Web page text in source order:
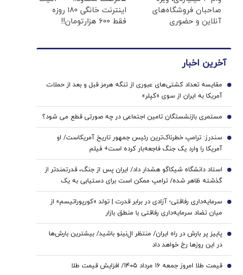
صاحبان فروشگاه‌های
آنلاین و حضوری
اینترنت خانگی 180 روزه
فقط 600 هزارتومان!!
آخرین اخبار
مقایسه تعداد کشتی‌های عبوری از تنگه هرمز قبل و بعد از حملات
آمریکا به ایران از سوی «کپلر»
1
مستمری بازنشستگان تامین اجتماعی در چه صورتی قطع می شود؟ 2
سندرز: ترامپ خطرناک‌ترین رئیس جمهور تاریخ آمریکاست/ او
آمریکا را وارد یک جنگ فاجعه‌بار کرده است+ فیلم
3
استاد دانشگاه شیکاگو هشدار داد/ ایران پس از جنگ، قدرتمندتر از
گذشته ظاهر شده/ ترامپ ممکن است برای دستیابی به یک
پیروزی نمادین پیش از انتخابات میان‌دوره‌ای کنگره، به عملیات
زمینی روی بیاورد
4
سرمایه‌داری رفاقتی؛ آزادی در برابر قدرت | تولد «کورپوراتیسم» از
میان تضاد سرمایه‌داری رفاقتی با منطق بازار
5
پاییز پر بارش در راه ایران/ منتظر ال‌نینو باشید/ بیشترین بارش‌ها
در این روزها رخ خواهد داد
6
قیمت طلا امروز جمعه ۱۶ مرداد ۱۴۰۵/ افزایش قیمت طلا 7